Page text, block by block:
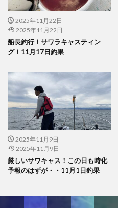
2025年11月22日
2025年11月22日
船長釣行！サワラキャスティン
グ！11月17日釣果
2025年11月9日
2025年11月9日
厳しいサワキャス！この日も時化
予報のはずが・・11月1日釣果